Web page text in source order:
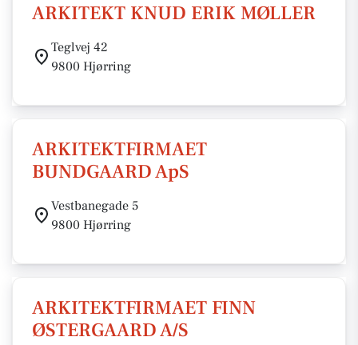
ARKITEKT KNUD ERIK MØLLER
Teglvej 42
9800 Hjørring
ARKITEKTFIRMAET
BUNDGAARD ApS
Vestbanegade 5
9800 Hjørring
ARKITEKTFIRMAET FINN
ØSTERGAARD A/S